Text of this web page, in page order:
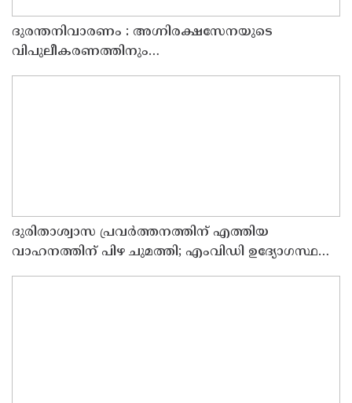
ദുരന്തനിവാരണം : അഗ്നിരക്ഷസേനയുടെ
വിപുലീകരണത്തിനും
ദുരിതാശ്വാസ പ്രവർത്തനത്തിന് എത്തിയ
വാഹനത്തിന് പിഴ ചുമത്തി; എംവിഡി ഉദ്യോഗസ്ഥന്